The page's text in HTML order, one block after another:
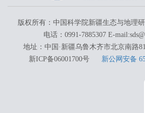
版权所有：中国科学院新疆生态与地理
电话：0991-7885307 E-
地址：中国·新疆乌鲁木齐市北京南路
新ICP备06001700号 新公网安备